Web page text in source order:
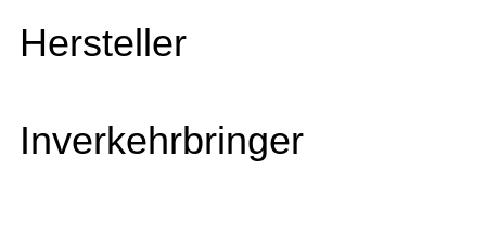
Hersteller
Inverkehrbringer